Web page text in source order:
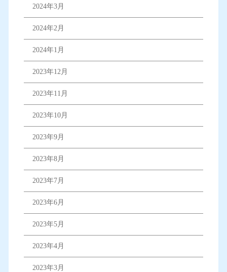
2024年3月
2024年2月
2024年1月
2023年12月
2023年11月
2023年10月
2023年9月
2023年8月
2023年7月
2023年6月
2023年5月
2023年4月
2023年3月